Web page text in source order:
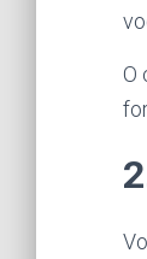
O